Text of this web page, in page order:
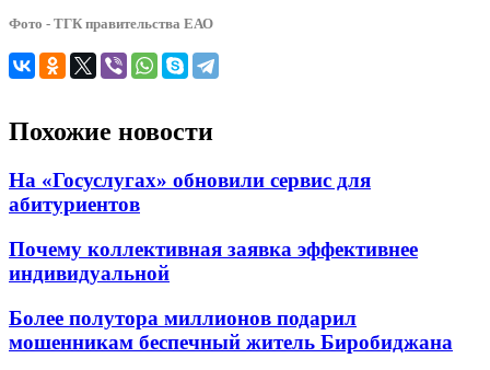
Фото - ТГК правительства ЕАО
Похожие новости
На «Госуслугах» обновили сервис для
абитуриентов
Почему коллективная заявка эффективнее
индивидуальной
Более полутора миллионов подарил
мошенникам беспечный житель Биробиджана